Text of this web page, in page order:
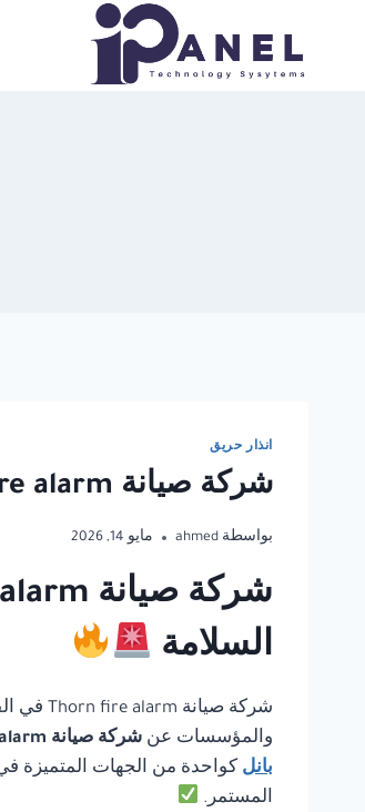
المحتوى
انذار حريق
شركة صيانة Thorn fire alarm في القاهرة
بواسطة ahmed مايو 14, 2026
السلامة
شركة صيانة Thorn fire alarm في القاهرة
والمؤسسات عن شركة صيانة Thorn fire alarm في القاهرة
بانل كواحدة من الجهات المتميزة في
المستمر.